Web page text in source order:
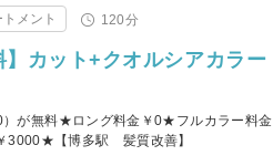
トメント 120分
カット+クオルシアカラー
が無料★ロング料金￥0★フルカラー料金
3000★【博多駅 髪質改善】